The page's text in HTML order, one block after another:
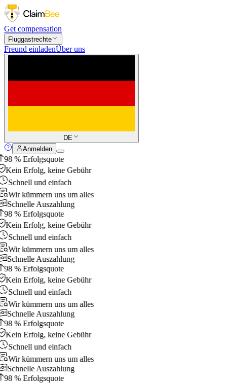
Get compensation
Fluggastrechte
Freund einladenÜber uns
DE
Anmelden
98 % Erfolgsquote
Kein Erfolg, keine Gebühr
Schnell und einfach
Wir kümmern uns um alles
Schnelle Auszahlung
98 % Erfolgsquote
Kein Erfolg, keine Gebühr
Schnell und einfach
Wir kümmern uns um alles
Schnelle Auszahlung
98 % Erfolgsquote
Kein Erfolg, keine Gebühr
Schnell und einfach
Wir kümmern uns um alles
Schnelle Auszahlung
98 % Erfolgsquote
Kein Erfolg, keine Gebühr
Schnell und einfach
Wir kümmern uns um alles
Schnelle Auszahlung
98 % Erfolgsquote